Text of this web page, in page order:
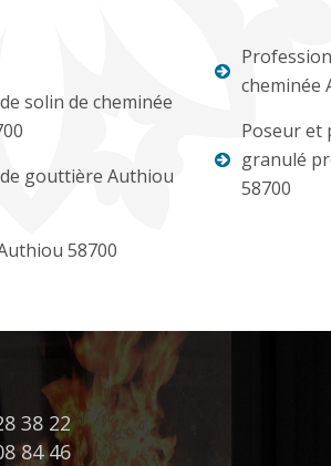
solin de cheminée
gouttière Authiou
58700
cheminée
Poseur et
granulé
58700
38 22
84 46